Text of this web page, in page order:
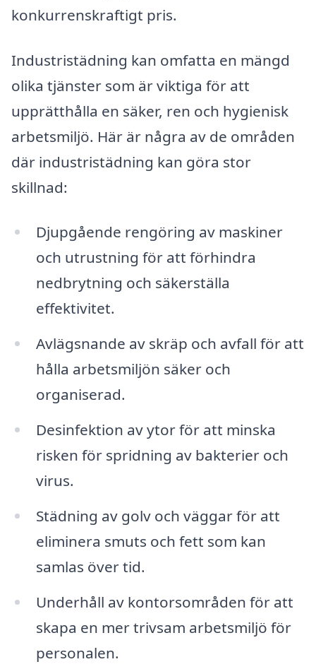
konkurrenskraftigt pris.
Industristädning kan omfatta en mängd
olika tjänster som är viktiga för att
upprätthålla en säker, ren och hygienisk
arbetsmiljö. Här är några av de områden
där industristädning kan göra stor
skillnad:
Djupgående rengöring av maskiner
och utrustning för att förhindra
nedbrytning och säkerställa
effektivitet.
Avlägsnande av skräp och avfall för att
hålla arbetsmiljön säker och
organiserad.
Desinfektion av ytor för att minska
risken för spridning av bakterier och
virus.
Städning av golv och väggar för att
eliminera smuts och fett som kan
samlas över tid.
Underhåll av kontorsområden för att
skapa en mer trivsam arbetsmiljö för
personalen.